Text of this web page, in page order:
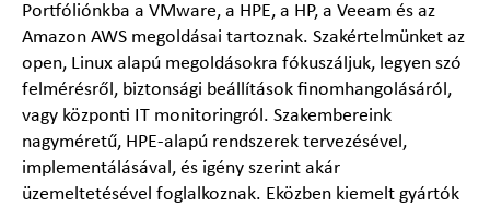
Portfóliónkba a VMware, a HPE, a HP, a Veeam és az
Amazon AWS megoldásai tartoznak. Szakértelmünket az
open, Linux alapú megoldásokra fókuszáljuk, legyen szó
felmérésről, biztonsági beállítások finomhangolásáról,
vagy központi IT monitoringról. Szakembereink
nagyméretű, HPE-alapú rendszerek tervezésével,
implementálásával, és igény szerint akár
üzemeltetésével foglalkoznak. Eközben kiemelt gyártók